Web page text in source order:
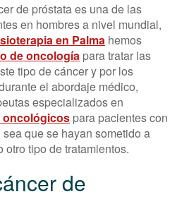
de próstata es una de las
en hombres a nivel mundial,
en Palma hemos
de oncología para tratar las
tipo de cáncer y por los
el abordaje médico,
especializados en
oncológicos para pacientes con
que se hayan sometido a
tipo de tratamientos.
de